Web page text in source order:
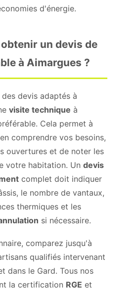
d'énergie.
un devis de
à Aimargues ?
devis adaptés à
visite technique à
Cela permet à
comprendre vos besoins,
ouvertures et de noter les
votre habitation. Un devis
complet doit indiquer
le nombre de vantaux,
thermiques et les
si nécessaire.
comparez jusqu'à
qualifiés intervenant
dans le Gard. Tous nos
la certification RGE et